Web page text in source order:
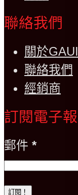
聯絡我們
關於GAUI
聯絡我們
經銷商
訂閱電子報
郵件 *